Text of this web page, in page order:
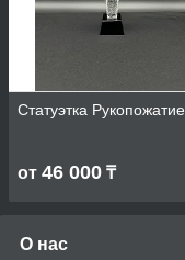
Статуэтка Рукопожатие
от 46 000 ₸
О нас